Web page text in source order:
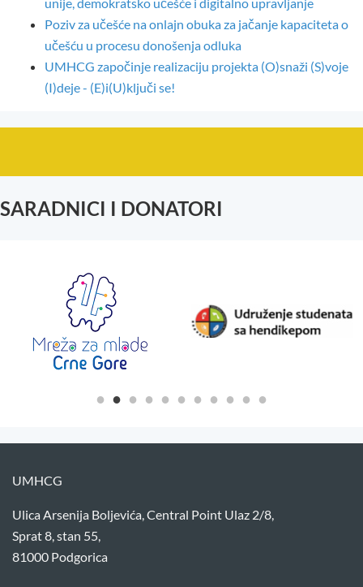
Poziv za učešće na onlajn obuka za jačanje kapaciteta o
učešću u procesu donošenja odluka
UMHCG započinje realizaciju projekta (O)snaži (S)voje
(I)deje - (E)i(U)ključi se!
SARADNICI I DONATORI
UMHCG
Ulica Arsenija Boljevića, Central Point Ulaz 2/8,
Sprat 8, stan 55,
81000 Podgorica